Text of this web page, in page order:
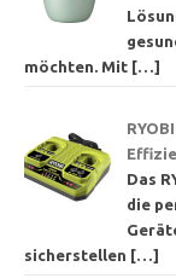
möchten. Mit […]
Das
die
sicherstellen […]